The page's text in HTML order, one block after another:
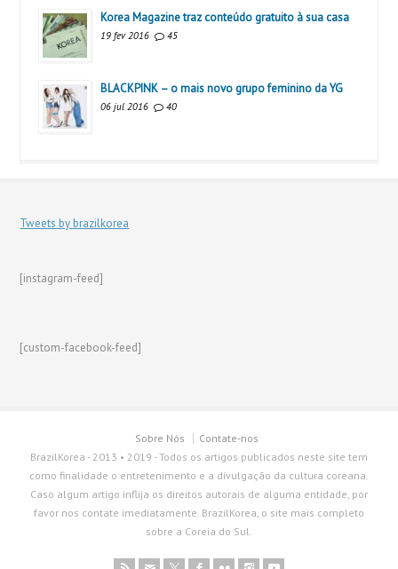
Korea Magazine traz conteúdo gratuito à sua casa
19 fev 2016 45
BLACKPINK – o mais novo grupo feminino da YG
06 jul 2016 40
Tweets by brazilkorea
[instagram-feed]
[custom-facebook-feed]
Sobre Nós
Contate-nos
BrazilKorea - 2013 • 2019 - Todos os artigos publicados neste site tem
como finalidade o entretenimento e a divulgação da cultura coreana.
Caso algum artigo inflija os direitos autorais de alguma entidade, por
favor nos contate imediatamente. BrazilKorea, o site mais completo
sobre a Coreia do Sul.